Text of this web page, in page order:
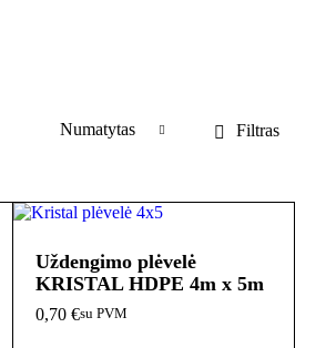
Numatytas Filtras
Uždengimo plėvelė
KRISTAL HDPE 4m x 5m
0,70€su PVM